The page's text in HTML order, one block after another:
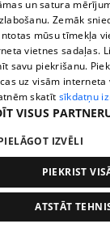
TV programma
Līguma
360 Ziņu
Helio Media
Portāla palīdzības
All rights reserved.
Ziņas
un satura
Zemāk
mūsu tīmekļa
vietnes sadaļas.
savu piekrišanu.
uz visām
skatīt sīkdatņu
VISUS
IZVĒLI
PIEKRIST
ATSTĀT